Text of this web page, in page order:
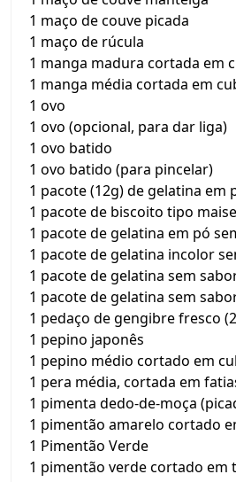
1 maço de couve picada
1 maço de rúcula
1 manga madura cortada em
1 manga média cortada em
1 ovo
1 ovo (opcional, para dar liga)
1 ovo batido
1 ovo batido (para pincelar)
1 pacote (12g) de gelatina em
1 pacote de biscoito tipo
1 pacote de gelatina em pó
1 pacote de gelatina incolor
1 pacote de gelatina sem
1 pacote de gelatina sem
1 pedaço de gengibre fresco
1 pepino japonês
1 pepino médio cortado em
1 pera média, cortada em
1 pimenta dedo-de-moça
1 pimentão amarelo cortado
1 Pimentão Verde
1 pimentão verde cortado em